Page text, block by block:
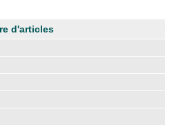
d'articles